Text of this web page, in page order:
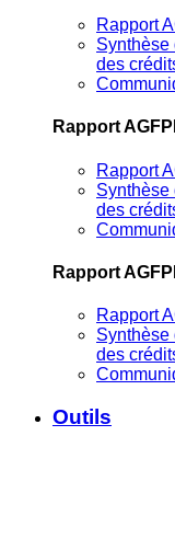
Rapport
Synthèse
des
Rapport
Rapport
Synthèse
des
Rapport
Rapport
Synthèse
des
Outils